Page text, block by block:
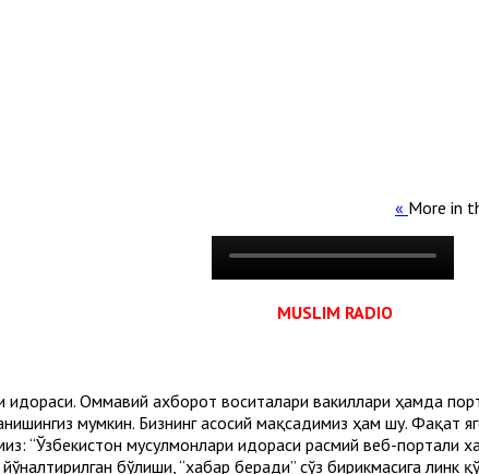
More in
MUSLIM RADIO
идораси. Оммавий ахборот воситалари вакиллари ҳамда
мумкин. Бизнинг асосий мақсадимиз ҳам шу. Фақат
“Ўзбекистон мусулмонлари идораси расмий веб-портали
бўлиши, “хабар беради” сўз бирикмасига линк